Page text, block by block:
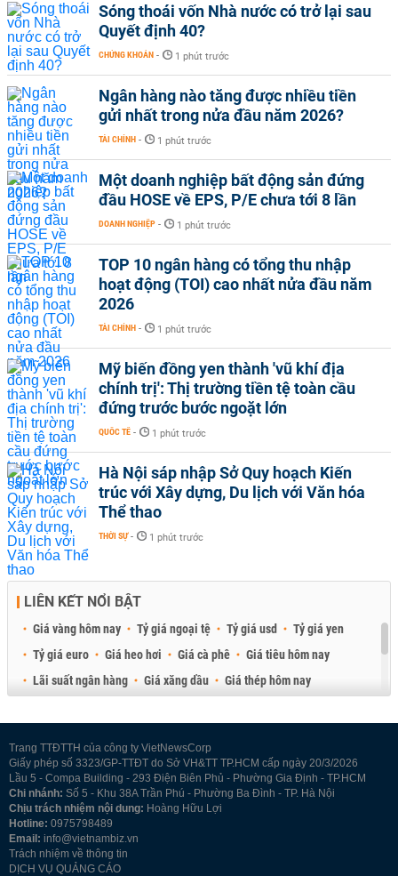
Sóng thoái vốn Nhà nước có trở lại sau
Quyết định 40?
CHỨNG KHOÁN - 1 phút trước
Ngân hàng nào tăng được nhiều tiền
gửi nhất trong nửa đầu năm 2026?
TÀI CHÍNH - 1 phút trước
Một doanh nghiệp bất động sản đứng
đầu HOSE về EPS, P/E chưa tới 8 lần
DOANH NGHIỆP - 1 phút trước
TOP 10 ngân hàng có tổng thu nhập
hoạt động (TOI) cao nhất nửa đầu năm
2026
TÀI CHÍNH - 1 phút trước
Mỹ biến đồng yen thành 'vũ khí địa
chính trị': Thị trường tiền tệ toàn cầu
đứng trước bước ngoặt lớn
QUỐC TẾ - 1 phút trước
Hà Nội sáp nhập Sở Quy hoạch Kiến
trúc với Xây dựng, Du lịch với Văn hóa
Thể thao
THỜI SỰ - 1 phút trước
LIÊN KẾT NỔI BẬT
Giá vàng hôm nay Tỷ giá ngoại tệ Tỷ giá usd
Tỷ giá yen
Tỷ giá euro
Giá heo hơi Giá cà phê
Giá tiêu hôm nay
Lãi suất ngân hàng
Giá xăng dầu
Giá thép hôm nay
Trang TTĐTTH của công ty VietNewsCorp
Giấy phép số 3323/GP-TTĐT do Sở VH&TT TP.HCM cấp ngày 20/3/2026
Lầu 5 - Compa Building - 293 Điện Biên Phủ - Phường Gia Định - TP.HCM
Chi nhánh: Số 5 - Khu 38A Trần Phú - Phường Ba Đình - TP. Hà Nội
Chịu trách nhiệm nội dung: Hoàng Hữu Lợi
Hotline: 0975798489
Email: info@vietnambiz.vn
Trách nhiệm về thông tin
DỊCH VỤ QUẢNG CÁO